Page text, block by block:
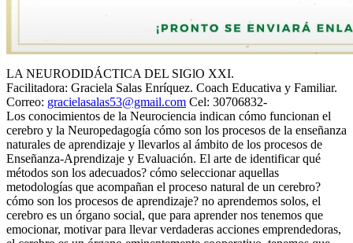
LA NEURODIDÁCTICA DEL SIGlO XXI.
Facilitadora: Graciela Salas Enríquez. Coach Educativa y Familiar.
Correo: gracielasalas53@gmail.com Cel: 30706832-
Los conocimientos de la Neurociencia indican cómo funcionan el
cerebro y la Neuropedagogía cómo son los procesos de la enseñanza
naturales de aprendizaje y llevarlos al ámbito de los procesos de
Enseñanza-Aprendizaje y Evaluación. El arte de identificar qué
métodos son los adecuados? cómo seleccionar aquellas
metodologías que acompañan el proceso natural de un cerebro?
cómo son los procesos de aprendizaje? no aprendemos solos, el
cerebro es un órgano social, que para aprender nos tenemos que
emocionar, motivar para llevar verdaderas acciones emprendedoras,